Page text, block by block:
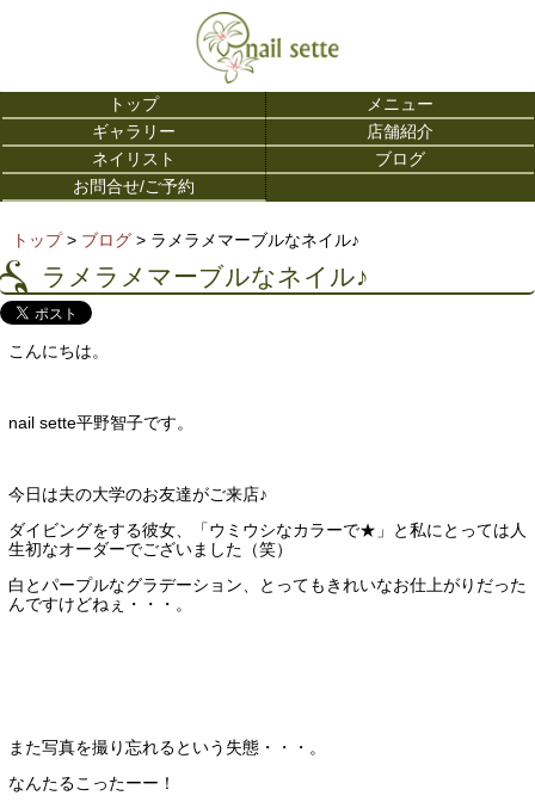
トップ
メニュー
ギャラリー
店舗紹介
ネイリスト
ブログ
お問合せ/ご予約
トップ> ブログ > ラメラメマーブルなネイル♪
ラメラメマーブルなネイル♪
こんにちは。
nail sette平野智子です。
今日は夫の大学のお友達がご来店♪
ダイビングをする彼女、「ウミウシなカラーで★」と私にとっては人
生初なオーダーでございました（笑）
白とパープルなグラデーション、とってもきれいなお仕上がりだった
んですけどねぇ・・・。
また写真を撮り忘れるという失態・・・。
なんたるこったーー！